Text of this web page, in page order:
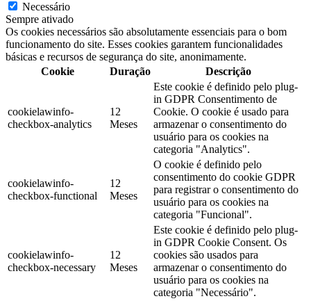
Necessário
Sempre ativado
Os cookies necessários são absolutamente essenciais para o bom
funcionamento do site. Esses cookies garantem funcionalidades
básicas e recursos de segurança do site, anonimamente.
Cookie
Duração Descrição
cookielawinfo-
checkbox-analytics
12
Meses
Este cookie é definido pelo plug-
in GDPR Consentimento de
Cookie. O cookie é usado para
armazenar o consentimento do
usuário para os cookies na
categoria "Analytics".
cookielawinfo-
checkbox-functional
12
Meses
O cookie é definido pelo
consentimento do cookie GDPR
para registrar o consentimento do
usuário para os cookies na
categoria "Funcional".
cookielawinfo-
checkbox-necessary
12
Meses
Este cookie é definido pelo plug-
in GDPR Cookie Consent. Os
cookies são usados para
armazenar o consentimento do
usuário para os cookies na
categoria "Necessário".